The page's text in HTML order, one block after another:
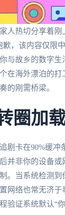
人热切分享着
歉，该内容仅限
与故乡的数字
在海外漂泊的
的刚需桥梁。
圈加
剧卡在90%缓
并非你的设备
。当系统检测
网络也常无济
验证系统默认“你